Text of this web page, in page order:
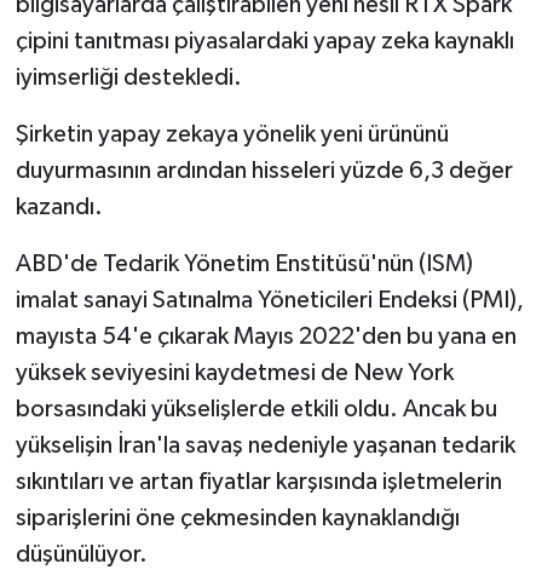
çipini tanıtması piyasalardaki yapay zeka kaynaklı
iyimserliği destekledi.
Şirketin yapay zekaya yönelik yeni ürününü
duyurmasının ardından hisseleri yüzde 6,3 değer
kazandı.
ABD'de Tedarik Yönetim Enstitüsü'nün (ISM)
imalat sanayi Satınalma Yöneticileri Endeksi (PMI),
mayısta 54'e çıkarak Mayıs 2022'den bu yana en
yüksek seviyesini kaydetmesi de New York
borsasındaki yükselişlerde etkili oldu. Ancak bu
yükselişin İran'la savaş nedeniyle yaşanan tedarik
sıkıntıları ve artan fiyatlar karşısında işletmelerin
siparişlerini öne çekmesinden kaynaklandığı
düşünülüyor.